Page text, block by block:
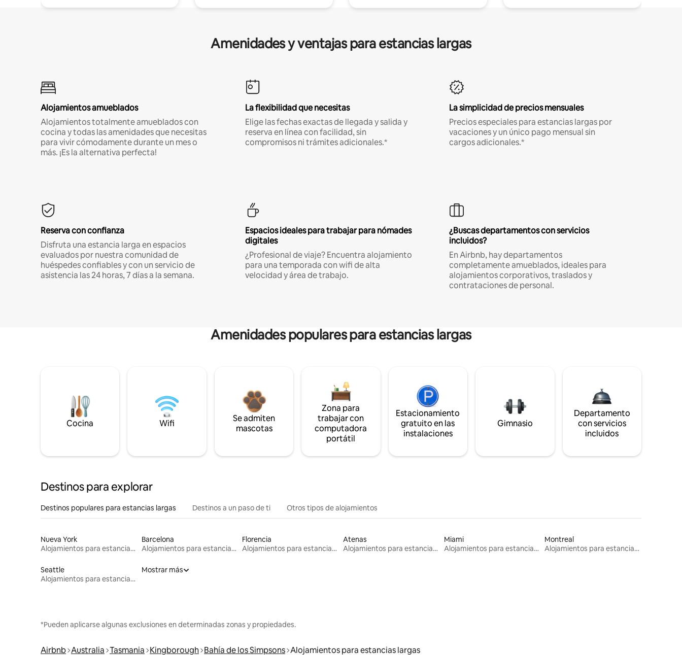
Amenidades y ventajas para estancias largas
Alojamientos amueblados
Alojamientos totalmente amueblados con
cocina y todas las amenidades que necesitas
para vivir cómodamente durante un mes o
más. ¡Es la alternativa perfecta!
La flexibilidad que necesitas
Elige las fechas exactas de llegada y salida y
reserva en línea con facilidad, sin
compromisos ni trámites adicionales.*
La simplicidad de precios mensuales
Precios especiales para estancias largas por
vacaciones y un único pago mensual sin
cargos adicionales.*
Reserva con confianza
Disfruta una estancia larga en espacios
evaluados por nuestra comunidad de
huéspedes confiables y con un servicio de
asistencia las 24 horas, 7 días a la semana.
Espacios ideales para trabajar para nómades
digitales
¿Profesional de viaje? Encuentra alojamiento
para una temporada con wifi de alta
velocidad y área de trabajo.
¿Buscas departamentos con servicios
incluidos?
En Airbnb, hay departamentos
completamente amueblados, ideales para
alojamientos corporativos, traslados y
contrataciones de personal.
Amenidades populares para estancias largas
Cocina Wifi
Se admiten
mascotas
Zona para
trabajar con
computadora
portátil
Estacionamiento
gratuito en las
instalaciones
Gimnasio
Departamento
con servicios
incluidos
Destinos para explorar
Destinos populares para estancias largas Destinos a un paso de ti Otros tipos de alojamientos
Nueva York
Alojamientos para estancias largas
Barcelona
Alojamientos para estancias largas
Florencia
Alojamientos para estancias largas
Atenas
Alojamientos para estancias largas
Miami
Alojamientos para estancias largas
Montreal
Alojamientos para estancias largas
Seattle
Alojamientos para estancias largas
Mostrar más
*Pueden aplicarse algunas exclusiones en determinadas zonas y propiedades.
Airbnb Australia Tasmania Kingborough Bahía de los Simpsons Alojamientos para estancias largas